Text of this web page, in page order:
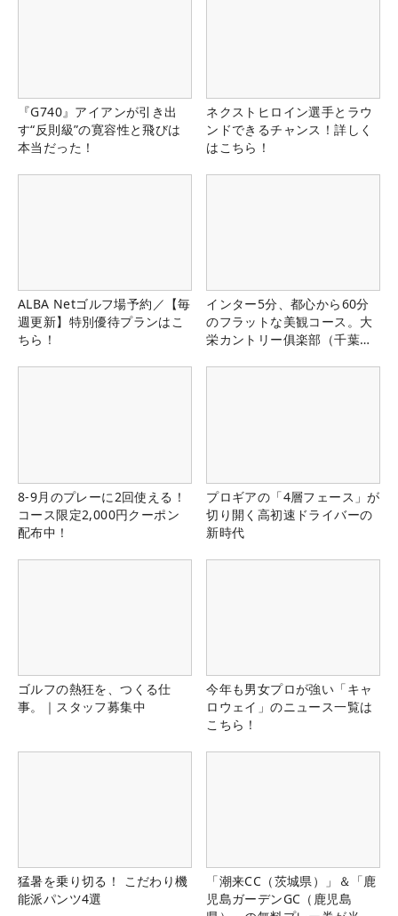
『G740』アイアンが引き出
す“反則級”の寛容性と飛びは
本当だった！
ネクストヒロイン選手とラウ
ンドできるチャンス！詳しく
はこちら！
ALBA Netゴルフ場予約／【毎
週更新】特別優待プランはこ
ちら！
インター5分、都心から60分
のフラットな美観コース。大
栄カントリー俱楽部（千葉
8-9月のプレーに2回使える！
コース限定2,000円クーポン
配布中！
プロギアの「4層フェース」が
切り開く高初速ドライバーの
新時代
ゴルフの熱狂を、つくる仕
事。｜スタッフ募集中
今年も男女プロが強い「キャ
ロウェイ」のニュース一覧は
こちら！
猛暑を乗り切る！ こだわり機
能派パンツ4選
「潮来CC（茨城県）」＆「鹿
児島ガーデンGC（鹿児島